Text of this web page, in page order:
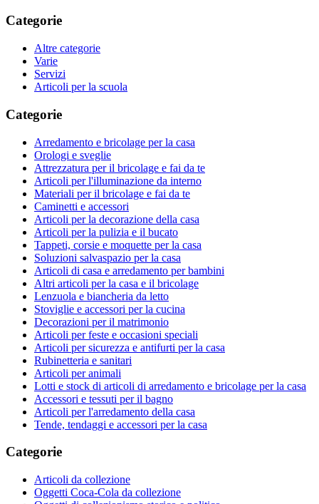
Categorie
Altre categorie
Varie
Servizi
Articoli per la scuola
Categorie
Arredamento e bricolage per la casa
Orologi e sveglie
Attrezzatura per il bricolage e fai da te
Articoli per l'illuminazione da interno
Materiali per il bricolage e fai da te
Caminetti e accessori
Articoli per la decorazione della casa
Articoli per la pulizia e il bucato
Tappeti, corsie e moquette per la casa
Soluzioni salvaspazio per la casa
Articoli di casa e arredamento per bambini
Altri articoli per la casa e il bricolage
Lenzuola e biancheria da letto
Stoviglie e accessori per la cucina
Decorazioni per il matrimonio
Articoli per feste e occasioni speciali
Articoli per sicurezza e antifurti per la casa
Rubinetteria e sanitari
Articoli per animali
Lotti e stock di articoli di arredamento e bricolage per la casa
Accessori e tessuti per il bagno
Articoli per l'arredamento della casa
Tende, tendaggi e accessori per la casa
Categorie
Articoli da collezione
Oggetti Coca-Cola da collezione